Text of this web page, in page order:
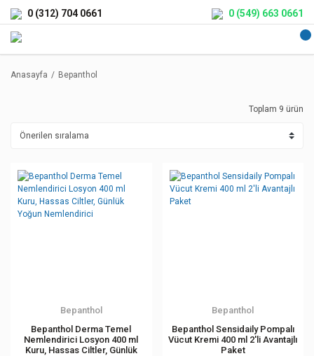
0 (312) 704 0661 0 (549) 663 0661
Anasayfa Bepanthol
Toplam 9 ürün
Bepanthol
Bepanthol Derma Temel
Nemlendirici Losyon 400 ml
Kuru, Hassas Ciltler, Günlük
Bepanthol
Bepanthol Sensidaily Pompalı
Vücut Kremi 400 ml 2'li Avantajlı
Paket